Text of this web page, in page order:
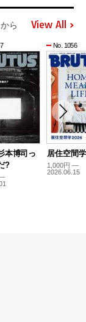
ら View All
本博司っ
?
No. 1056
居住空間
1,000円 —
2026.06.15